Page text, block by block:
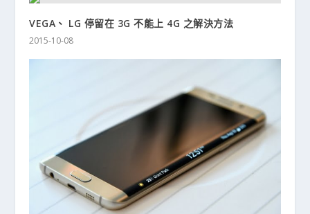
VEGA、 LG 停留在 3G 不能上 4G 之解決方法
2015-10-08